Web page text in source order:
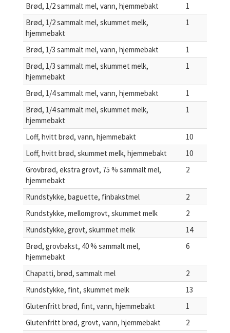
Brød, 1/2 sammalt mel, vann, hjemmebakt
1
Brød, 1/2 sammalt mel, skummet melk,
hjemmebakt
1
Brød, 1/3 sammalt mel, vann, hjemmebakt
1
Brød, 1/3 sammalt mel, skummet melk,
hjemmebakt
1
Brød, 1/4 sammalt mel, vann, hjemmebakt
1
Brød, 1/4 sammalt mel, skummet melk,
hjemmebakt
1
Loff, hvitt brød, vann, hjemmebakt
10
Loff, hvitt brød, skummet melk, hjemmebakt
10
Grovbrød, ekstra grovt, 75 % sammalt mel,
hjemmebakt
2
Rundstykke, baguette, finbakstmel
2
Rundstykke, mellomgrovt, skummet melk
2
Rundstykke, grovt, skummet melk
14
Brød, grovbakst, 40 % sammalt mel,
hjemmebakt
6
Chapatti, brød, sammalt mel
2
Rundstykke, fint, skummet melk
13
Glutenfritt brød, fint, vann, hjemmebakt
1
Glutenfritt brød, grovt, vann, hjemmebakt
2